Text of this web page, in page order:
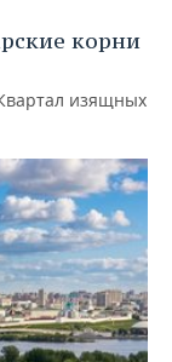
корни
изящных